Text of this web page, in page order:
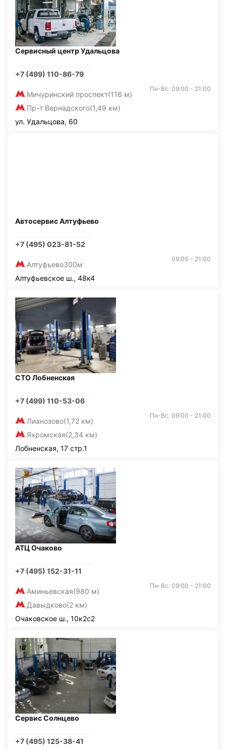
Сервисный центр Удальцова
+7 (499) 110-86-79
Мичуринский проспект(116 м)
Пр-т Вернадского(1,49 км)
Пн-Вс: 09:00 - 21:00
ул. Удальцова, 60
Автосервис Алтуфьево
+7 (495) 023-81-52
Алтуфьево300м
09:00 - 21:00
Алтуфьевское ш., 48к4
СТО Лобненская
+7 (499) 110-53-06
Лианозово(1,72 км)
Яхромская(2,34 км)
Пн-Вс: 09:00 - 21:00
Лобненская, 17 стр.1
АТЦ Очаково
+7 (495) 152-31-11
Аминьевская(980 м)
Давыдково(2 км)
Пн-Вс: 09:00 - 21:00
Очаковское ш., 10к2с2
Сервис Солнцево
+7 (495) 125-38-41